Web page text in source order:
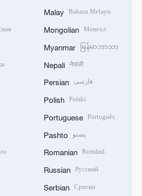
Malay Bahasa Melayu
Mongolian Монгол
Myanmar မြန်မာဘာသာ
Nepali नेपाली
Persian فارسی
Polish Polski
Portuguese Português
Pashto پښتو
Romanian Română
Russian Русский
Serbian Српски